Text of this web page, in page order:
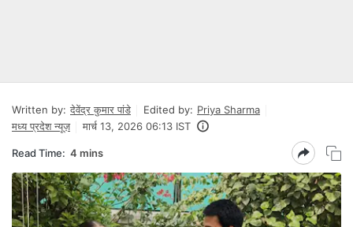
Written by: देवेंद्र कुमार पांडे Edited by: Priya Sharma
मध्य प्रदेश न्यूज़
मार्च 13, 2026 06:13 IST
Read Time: 4 mins